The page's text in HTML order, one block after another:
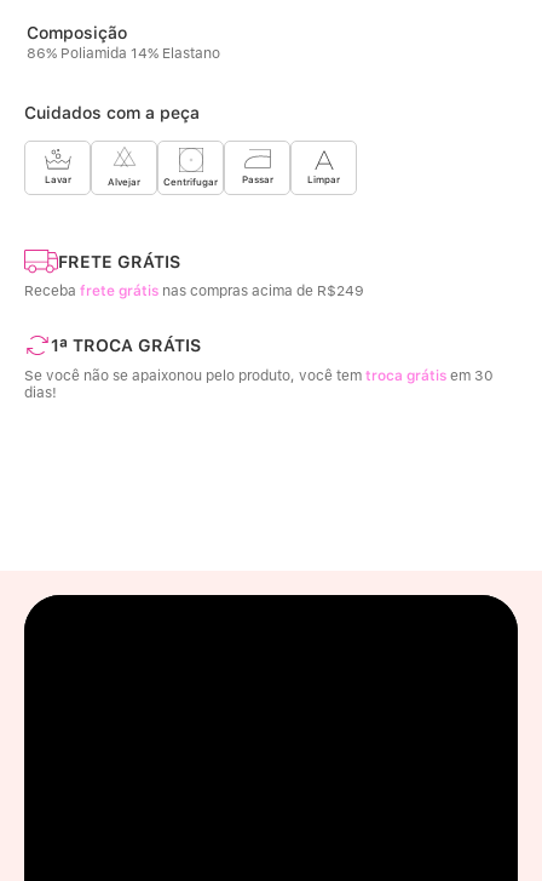
86% Poliamida 14% Elastano
Cuidados com a peça
Lavar Alvejar Centrifugar Passar Limpar
FRETE GRÁTIS
Receba frete grátis nas compras acima de R$249
1ª TROCA GRÁTIS
Se você não se apaixonou pelo produto, você tem troca grátis em 30
dias!